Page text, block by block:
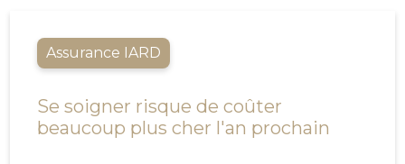
Assurance IARD
Se soigner risque de coûter
beaucoup plus cher l'an prochain